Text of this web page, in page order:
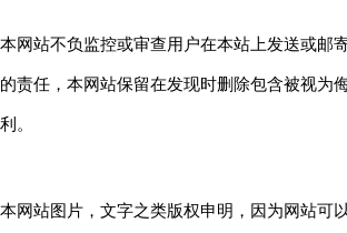
本网站不负监控或审查用户在本站上发送或邮
的责任，本网站保留在发现时删除包含被视为
利。
本网站图片，文字之类版权申明，因为网站可